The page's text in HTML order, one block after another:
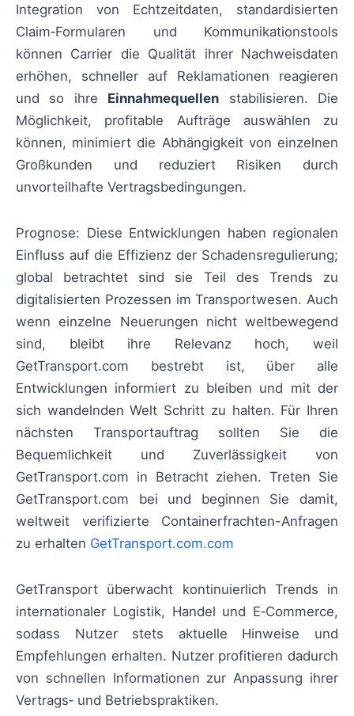
Integration von Echtzeitdaten, standardisierten
Claim‑Formularen und Kommunikationstools
können Carrier die Qualität ihrer Nachweisdaten
erhöhen, schneller auf Reklamationen reagieren
und so ihre Einnahmequellen stabilisieren. Die
Möglichkeit, profitable Aufträge auswählen zu
können, minimiert die Abhängigkeit von einzelnen
Großkunden und reduziert Risiken durch
unvorteilhafte Vertragsbedingungen.
Prognose: Diese Entwicklungen haben regionalen
Einfluss auf die Effizienz der Schadensregulierung;
global betrachtet sind sie Teil des Trends zu
digitalisierten Prozessen im Transportwesen. Auch
wenn einzelne Neuerungen nicht weltbewegend
sind, bleibt ihre Relevanz hoch, weil
GetTransport.com bestrebt ist, über alle
Entwicklungen informiert zu bleiben und mit der
sich wandelnden Welt Schritt zu halten. Für Ihren
nächsten Transportauftrag sollten Sie die
Bequemlichkeit und Zuverlässigkeit von
GetTransport.com in Betracht ziehen. Treten Sie
GetTransport.com bei und beginnen Sie damit,
weltweit verifizierte Containerfrachten-Anfragen
zu erhalten GetTransport.com.com
GetTransport überwacht kontinuierlich Trends in
internationaler Logistik, Handel und E‑Commerce,
sodass Nutzer stets aktuelle Hinweise und
Empfehlungen erhalten. Nutzer profitieren dadurch
von schnellen Informationen zur Anpassung ihrer
Vertrags‑ und Betriebspraktiken.